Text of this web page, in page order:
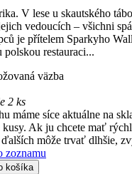
V lese u skautského
vedoucích – všichni
je přítelem Sparkyho
polskou restauraci...
väzba
2 ks
máme síce aktuálne na
kusy. Ak ju chcete mať
môže trvať dlhšie,
zoznamu
košíka